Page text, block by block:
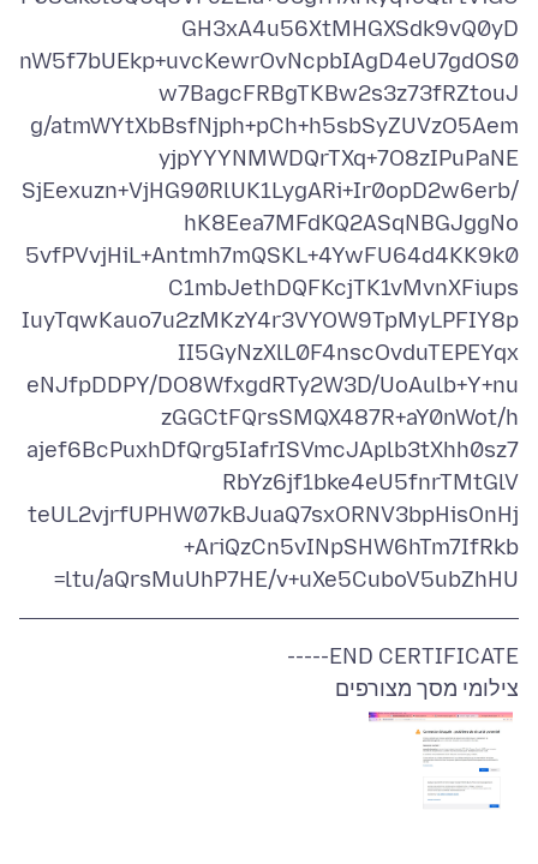
nW5f7bUEkp+uvcKewrOvNcpbIAgD4eU7gdOS0
g/atmWYtXbBsfNjph+pCh+h5sbSyZUVzO5Aem
SjEexuzn+VjHG90RlUK1LygARi+Ir0opD2w6erb/
5vfPVvjHiL+Antmh7mQSKL+4YwFU64d4KK9k0
IuyTqwKauo7u2zMKzY4r3VYOW9TpMyLPFIY8p
eNJfpDDPY/DO8WfxgdRTy2W3D/UoAulb+Y+nu
ajef6BcPuxhDfQrg5IafrISVmcJAplb3tXhh0sz7
teUL2vjrfUPHW07kBJuaQ7sxORNV3bpHisOnHj
ltu/aQrsMuUhP7HE/v+uXe5CuboV5ubZhHU=
END CERTIFICATE-----
צילומי מסך מצורפים